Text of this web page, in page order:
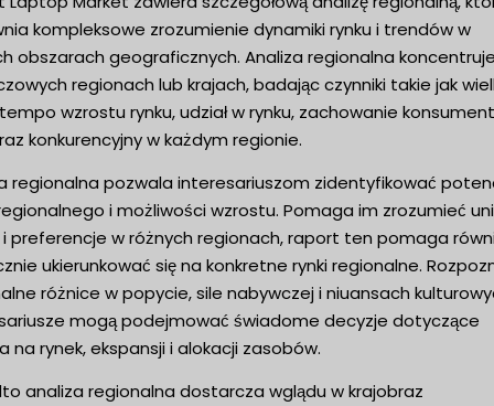
kompleksowe zrozumienie dynamiki rynku i trendów w
obszarach geograficznych. Analiza regionalna
regionach lub krajach, badając czynniki takie jak
wzrostu rynku, udział w rynku, zachowanie
konkurencyjny w każdym regionie.
regionalna pozwala interesariuszom zidentyfikować
i możliwości wzrostu. Pomaga im zrozumieć
preferencje w różnych regionach, raport ten pomaga
ukierunkować się na konkretne rynki regionalne.
różnice w popycie, sile nabywczej i niuansach
mogą podejmować świadome decyzje dotyczące
na rynek, ekspansji i alokacji zasobów.
analiza regionalna dostarcza wglądu w krajobraz